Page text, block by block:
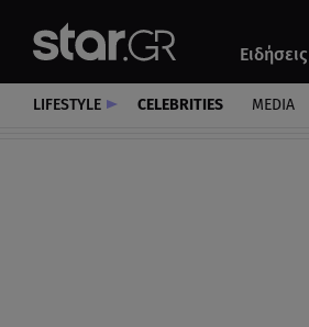
Ειδήσεις
Αυτοκίνητο
LIFESTYLE CELEBRITIES MEDIA